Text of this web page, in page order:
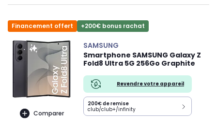
Financement offert +200€ bonus rachat
Comparer
SAMSUNG
Smartphone SAMSUNG Galaxy Z
Fold8 Ultra 5G 256Go Graphite
Revendre votre appareil
200€ de remise
club/club+/infinity